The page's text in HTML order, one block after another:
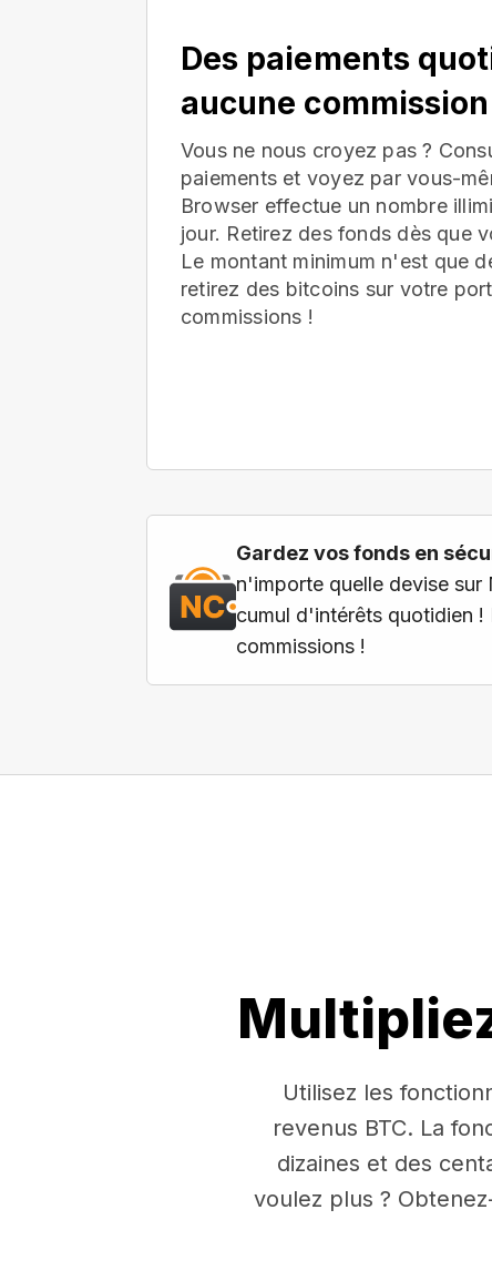
Des paiements
aucune commission
Vous ne nous croyez pas ?
paiements et voyez par vous-
Browser effectue un nombre
jour. Retirez des fonds dès que
Le montant minimum n'est que
retirez des bitcoins sur votre
commissions !
Gardez vos fonds en
n'importe quelle devise sur
cumul d'intérêts quotidien !
commissions !
Utilisez les
revenus BTC. La
dizaines et des
voulez plus ?